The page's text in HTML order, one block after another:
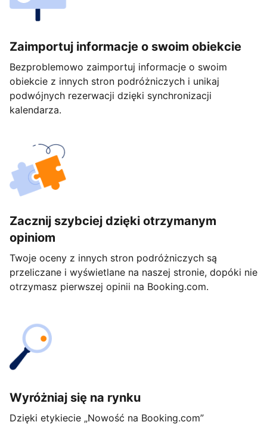
Zaimportuj informacje o swoim obiekcie
Bezproblemowo zaimportuj informacje o swoim
obiekcie z innych stron podróżniczych i unikaj
podwójnych rezerwacji dzięki synchronizacji
kalendarza.
Zacznij szybciej dzięki otrzymanym
opiniom
Twoje oceny z innych stron podróżniczych są
przeliczane i wyświetlane na naszej stronie, dopóki nie
otrzymasz pierwszej opinii na Booking.com.
Wyróżniaj się na rynku
Dzięki etykiecie „Nowość na Booking.com”